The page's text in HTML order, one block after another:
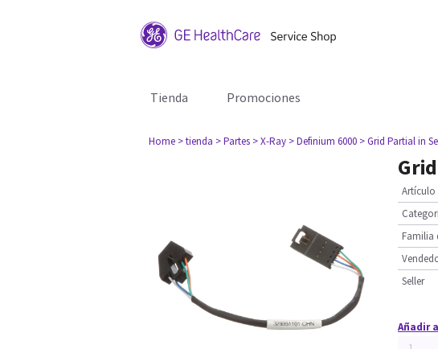
Tienda Promociones
Home > tienda > Partes > X-Ray > Definium 6000 > Grid Partial in
Artículo
Familia
Seller
Añadir